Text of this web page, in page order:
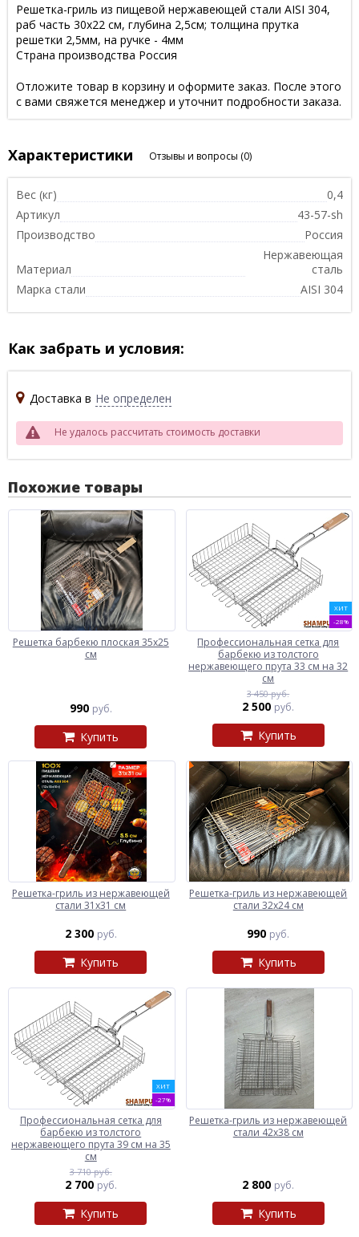
Решетка-гриль из пищевой нержавеющей стали AISI 304,
раб часть 30х22 см, глубина 2,5см; толщина прутка
решетки 2,5мм, на ручке - 4мм
Страна производства Россия
Отложите товар в корзину и оформите заказ. После этого
с вами свяжется менеджер и уточнит подробности заказа.
Характеристики Отзывы и вопросы (0)
Вес (кг)
0,4
Артикул
43-57-sh
Производство
Россия
Материал
Нержавеющая
сталь
Марка стали
AISI 304
Как забрать и условия:
Доставка в Не определен
Не удалось рассчитать стоимость доставки
Похожие товары
Решетка барбекю плоская 35х25
см
990 руб.
Купить
ХИТ
-28%
Профессиональная сетка для
барбекю из толстого
нержавеющего прута 33 см на 32
см
3 450 руб.
2 500 руб.
Купить
Решетка-гриль из нержавеющей
стали 31х31 см
2 300 руб.
Купить
Решетка-гриль из нержавеющей
стали 32х24 см
990 руб.
Купить
ХИТ
-27%
Профессиональная сетка для
барбекю из толстого
нержавеющего прута 39 см на 35
см
3 710 руб.
2 700 руб.
Купить
Решетка-гриль из нержавеющей
стали 42х38 см
2 800 руб.
Купить